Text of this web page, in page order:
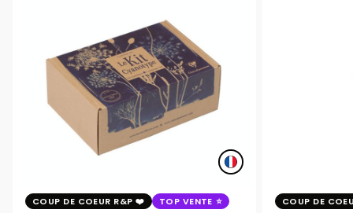
COUP DE COEUR R&P TOP VENTE COUP DE